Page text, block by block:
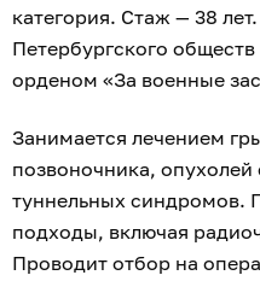
категория. Стаж — 38
Петербургского
орденом «За военные
Занимается лечением
позвоночника, опухолей
туннельных синдромов.
подходы, включая
Проводит отбор на